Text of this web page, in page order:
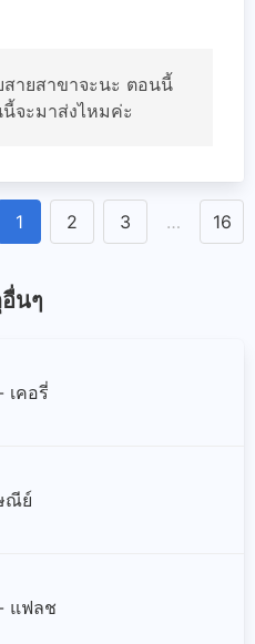
ายสาขาจะนะ ตอนนี้
จะมาส่งไหมค่ะ
1 2 3 … 16
นๆ
เคอรี่
ณีย์
แฟลช